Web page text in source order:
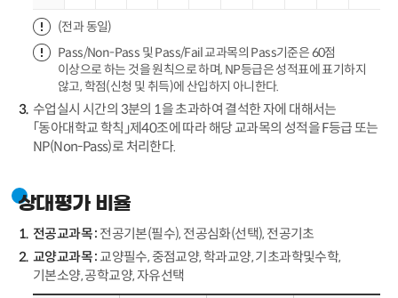
(전과 동일)
Pass/Non-Pass 및 Pass/Fail 교과목의 Pass기준은 60점
이상으로 하는 것을 원칙으로 하며, NP등급은 성적표에 표기하지
않고, 학점(신청 및 취득)에 산입하지 아니한다.
수업실시 시간의 3분의 1을 초과하여 결석한 자에 대해서는
「동아대학교 학칙」제40조에 따라 해당 교과목의 성적을 F등급 또는
NP(Non-Pass)로 처리한다.
상대평가 비율
전공교과목 : 전공기본(필수), 전공심화(선택), 전공기초
교양교과목 :교양필수, 중점교양, 학과교양, 기초과학및수학,
기본소양, 공학교양, 자유선택